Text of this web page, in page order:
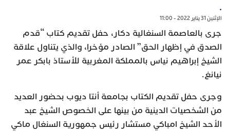
.
الإثنين 31 يناير 2022 - 11:00
جرى بالعاصمة السنغالية دكار، حفل تقديم كتاب “قدم
الصدق في إظهار الحق” الصادر مؤخرا، والذي يتناول علاقة
الشيخ إبراهيم نياس بالمملكة المغربية للأستاذ بابكر عمر
نيانغ.
وجرى حفل تقديم الكتاب بجامعة أنتا ديوب بحضور العديد
من الشخصيات الدينية من بينها على الخصوص الشيخ عبد
الأحد الشيخ امباكي مستشار رئيس جمهورية السنغال ماكي